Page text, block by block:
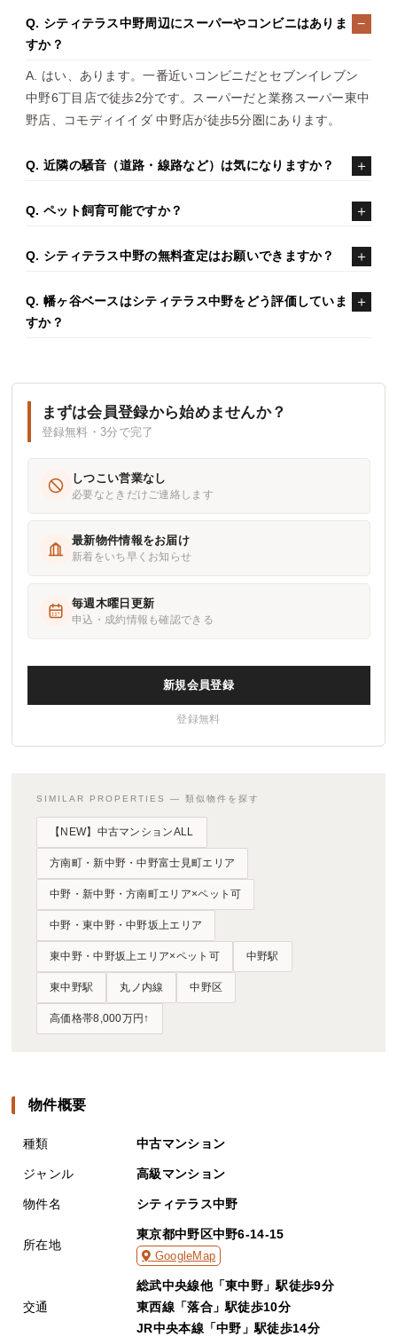
Q. シティテラス中野周辺にスーパーやコンビニはありま
すか？
A. はい、あります。一番近いコンビニだとセブンイレブン
中野6丁目店で徒歩2分です。スーパーだと業務スーパー東中
野店、コモディイイダ 中野店が徒歩5分圏にあります。
Q. 近隣の騒音（道路・線路など）は気になりますか？
Q. ペット飼育可能ですか？
Q. シティテラス中野の無料査定はお願いできますか？
Q. 幡ヶ谷ベースはシティテラス中野をどう評価していま
すか？
まずは会員登録から始めませんか？
登録無料・3分で完了
しつこい営業なし
必要なときだけご連絡します
最新物件情報をお届け
新着をいち早くお知らせ
毎週木曜日更新
申込・成約情報も確認できる
新規会員登録
登録無料
SIMILAR PROPERTIES — 類似物件を探す
【NEW】中古マンションALL
方南町・新中野・中野富士見町エリア
中野・新中野・方南町エリア×ペット可
中野・東中野・中野坂上エリア
東中野・中野坂上エリア×ペット可 中野駅
東中野駅 丸ノ内線 中野区
高価格帯8,000万円↑
物件概要
種類 中古マンション
ジャンル 高級マンション
物件名 シティテラス中野
所在地
東京都中野区中野6-14-15
GoogleMap
交通
総武中央線他「東中野」駅徒歩9分
東西線「落合」駅徒歩10分
JR中央本線「中野」駅徒歩14分